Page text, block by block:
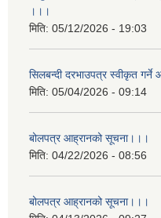
।।।
मिति: 05/12/2026 - 19:03
सिलबन्दी दरभाउपत्र स्वीकृत
मिति: 05/04/2026 - 09:14
बोलपत्र आह्रानको सूचना।।।
मिति: 04/22/2026 - 08:56
बोलपत्र आह्रानको सूचना।।।